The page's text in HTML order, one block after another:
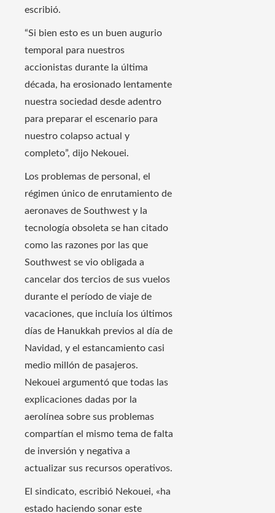
escribió.
“Si bien esto es un buen augurio
temporal para nuestros
accionistas durante la última
década, ha erosionado lentamente
nuestra sociedad desde adentro
para preparar el escenario para
nuestro colapso actual y
completo”, dijo Nekouei.
Los problemas de personal, el
régimen único de enrutamiento de
aeronaves de Southwest y la
tecnología obsoleta se han citado
como las razones por las que
Southwest se vio obligada a
cancelar dos tercios de sus vuelos
durante el período de viaje de
vacaciones, que incluía los últimos
días de Hanukkah previos al día de
Navidad, y el estancamiento casi
medio millón de pasajeros.
Nekouei argumentó que todas las
explicaciones dadas por la
aerolínea sobre sus problemas
compartían el mismo tema de falta
de inversión y negativa a
actualizar sus recursos operativos.
El sindicato, escribió Nekouei, «ha
estado haciendo sonar este